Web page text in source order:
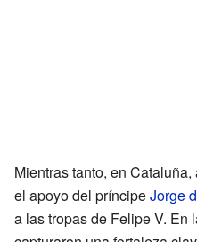
Mientras tanto, en
el apoyo del príncipeJorge
a las tropas de Felipe V. En